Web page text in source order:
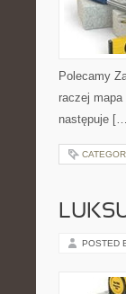
Polecamy
raczej
następuje
POSTED